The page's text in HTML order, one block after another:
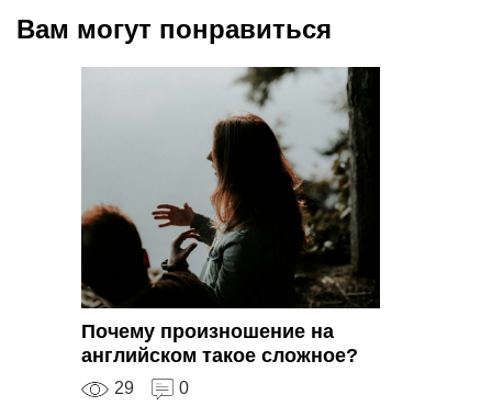
Вам могут понравиться
Почему произношение на
английском такое сложное?
29 0